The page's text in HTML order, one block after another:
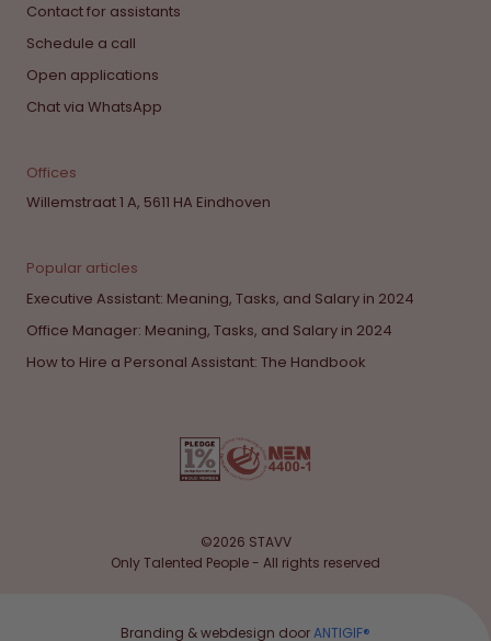
Contact for assistants
Schedule a call
Open applications
Chat via WhatsApp
Offices
Willemstraat 1 A, 5611 HA Eindhoven
Popular articles
Executive Assistant: Meaning, Tasks, and Salary in 2024
Office Manager: Meaning, Tasks, and Salary in 2024
How to Hire a Personal Assistant: The Handbook
©2026 STAVV
Only Talented People - All rights reserved
Branding & webdesign doorANTIGIF®